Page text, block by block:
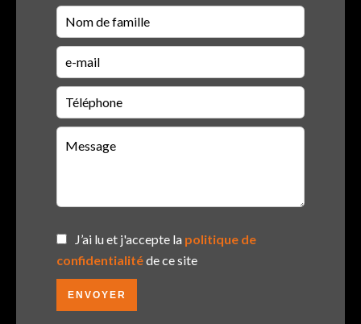
J’ai lu et j'accepte la politique de
confidentialitéde ce site
ENVOYER